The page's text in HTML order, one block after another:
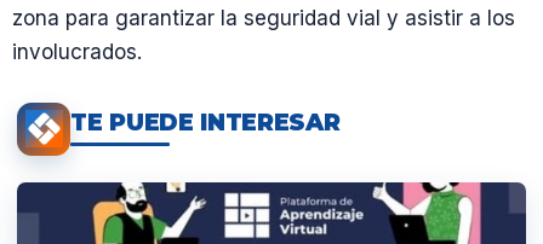
zona para garantizar la seguridad vial y asistir a los
involucrados.
TE PUEDE INTERESAR